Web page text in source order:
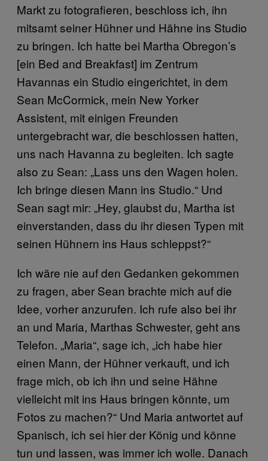
Markt zu fotografieren, beschloss ich, ihn
mitsamt seiner Hühner und Hähne ins Studio
zu bringen. Ich hatte bei Martha Obregon’s
[ein Bed and Breakfast] im Zentrum
Havannas ein Studio eingerichtet, in dem
Sean McCormick, mein New Yorker
Assistent, mit einigen Freunden
untergebracht war, die beschlossen hatten,
uns nach Havanna zu begleiten. Ich sagte
also zu Sean: „Lass uns den Wagen holen.
Ich bringe diesen Mann ins Studio.“ Und
Sean sagt mir: „Hey, glaubst du, Martha ist
einverstanden, dass du ihr diesen Typen mit
seinen Hühnern ins Haus schleppst?“
Ich wäre nie auf den Gedanken gekommen
zu fragen, aber Sean brachte mich auf die
Idee, vorher anzurufen. Ich rufe also bei ihr
an und Maria, Marthas Schwester, geht ans
Telefon. „Maria“, sage ich, „ich habe hier
einen Mann, der Hühner verkauft, und ich
frage mich, ob ich ihn und seine Hähne
vielleicht mit ins Haus bringen könnte, um
Fotos zu machen?“ Und Maria antwortet auf
Spanisch, ich sei hier der König und könne
tun und lassen, was immer ich wolle. Danach